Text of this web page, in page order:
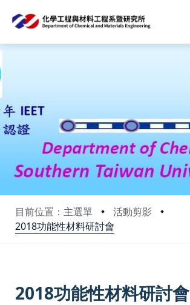
目前位置：主選單
活動剪影
2018功能性材料研討會
:::
2018功能性材料研討會